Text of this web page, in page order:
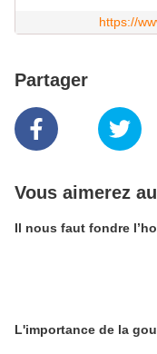
https://
Partager
Vous aimerez
Il nous faut fondre
L'importance de la